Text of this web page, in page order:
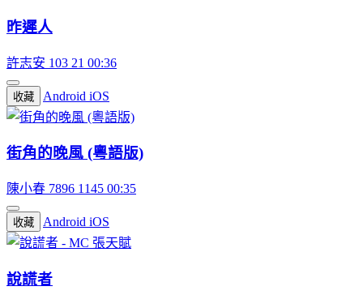
昨遲人
許志安 103 21 00:36
收藏 Android iOS
街角的晚風 (粵語版)
陳小春 7896 1145 00:35
收藏 Android iOS
說謊者